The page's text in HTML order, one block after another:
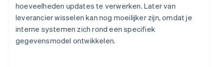
hoeveelheden updates te verwerken. Later van
leverancier wisselen kan nog moeilijker zijn, omdat je
interne systemen zich rond een specifiek
gegevensmodel ontwikkelen.